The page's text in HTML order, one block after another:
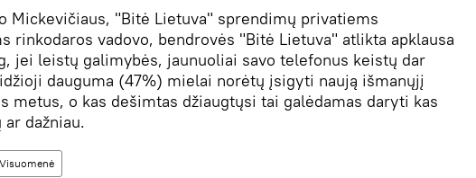
Mickevičiaus, "Bitė Lietuva" sprendimų privatiems
rinkodaros vadovo, bendrovės "Bitė Lietuva" atlikta apklausa
jei leistų galimybės, jaunuoliai savo telefonus keistų dar
dauguma (47%) mielai norėtų įsigyti naują išmanųjį
metus, o kas dešimtas džiaugtųsi tai galėdamas daryti kas
dažniau.
Visuomenė